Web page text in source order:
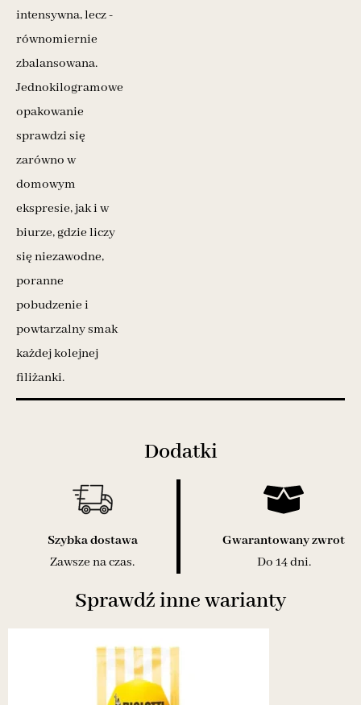
intensywna, lecz ­
równomiernie
zbalansowana.
Jednokilogramowe
opakowanie
sprawdzi się
zarówno w
domowym
ekspresie, jak i w
biurze, gdzie liczy
się niezawodne,
poranne
pobudzenie i
powtarzalny smak
każdej kolejnej
filiżanki.
Dodatki
Szybka dostawa
Zawsze na czas.
Gwarantowany zwrot
Do 14 dni.
Sprawdź inne warianty